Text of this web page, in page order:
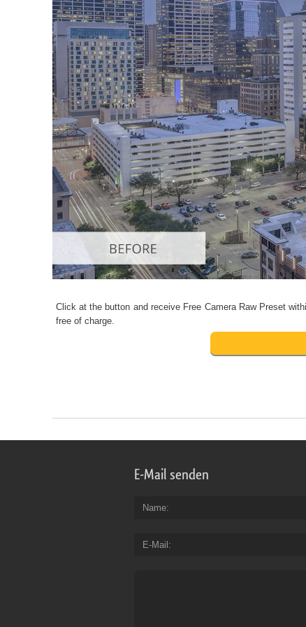
Click at the button and receive Free Camera Raw Preset
free of charge.
E-Mail senden
Name
E-Mail